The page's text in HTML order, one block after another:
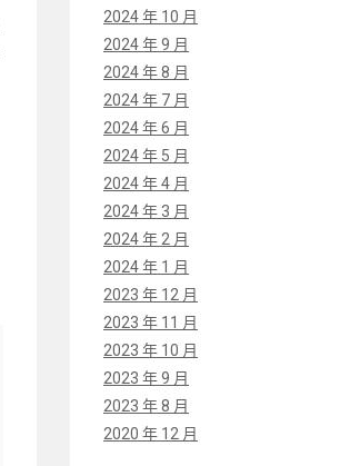
2024 年 10 月
2024 年 9 月
2024 年 8 月
2024 年 7 月
2024 年 6 月
2024 年 5 月
2024 年 4 月
2024 年 3 月
2024 年 2 月
2024 年 1 月
2023 年 12 月
2023 年 11 月
2023 年 10 月
2023 年 9 月
2023 年 8 月
2020 年 12 月